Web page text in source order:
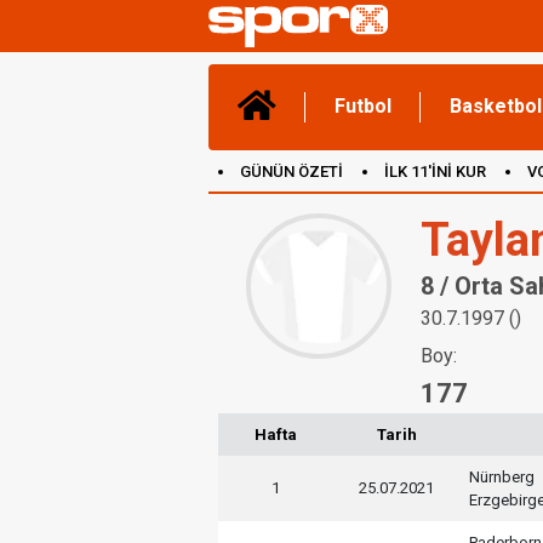
Futbol Basketbol
GÜNÜN ÖZETİ İLK 11'İNİ KUR
8 / Orta
30.7.1997 ()
Boy:
177
Hafta Tarih
1 25.07.2021
Nürnberg